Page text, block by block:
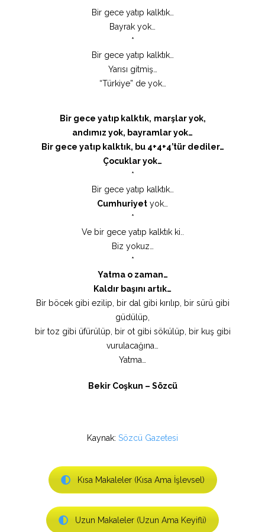
Bir gece yatıp kalktık…
Bayrak yok…
*
Bir gece yatıp kalktık…
Yarısı gitmiş…
“Türkiye” de yok…
Bir gece yatıp kalktık, marşlar yok,
andımız yok, bayramlar yok…
Bir gece yatıp kalktık, bu 4+4+4’tür dediler…
Çocuklar yok…
*
Bir gece yatıp kalktık…
Cumhuriyet yok…
*
Ve bir gece yatıp kalktık ki..
Biz yokuz…
*
Yatma o zaman…
Kaldır başını artık…
Bir böcek gibi ezilip, bir dal gibi kırılıp, bir sürü gibi
güdülüp,
bir toz gibi üfürülüp, bir ot gibi sökülüp, bir kuş gibi
vurulacağına…
Yatma…
Bekir Coşkun – Sözcü
Kaynak: Sözcü Gazetesi
Kısa Makaleler (Kısa Ama İşlevsel)
Uzun Makaleler (Uzun Ama Keyifli)